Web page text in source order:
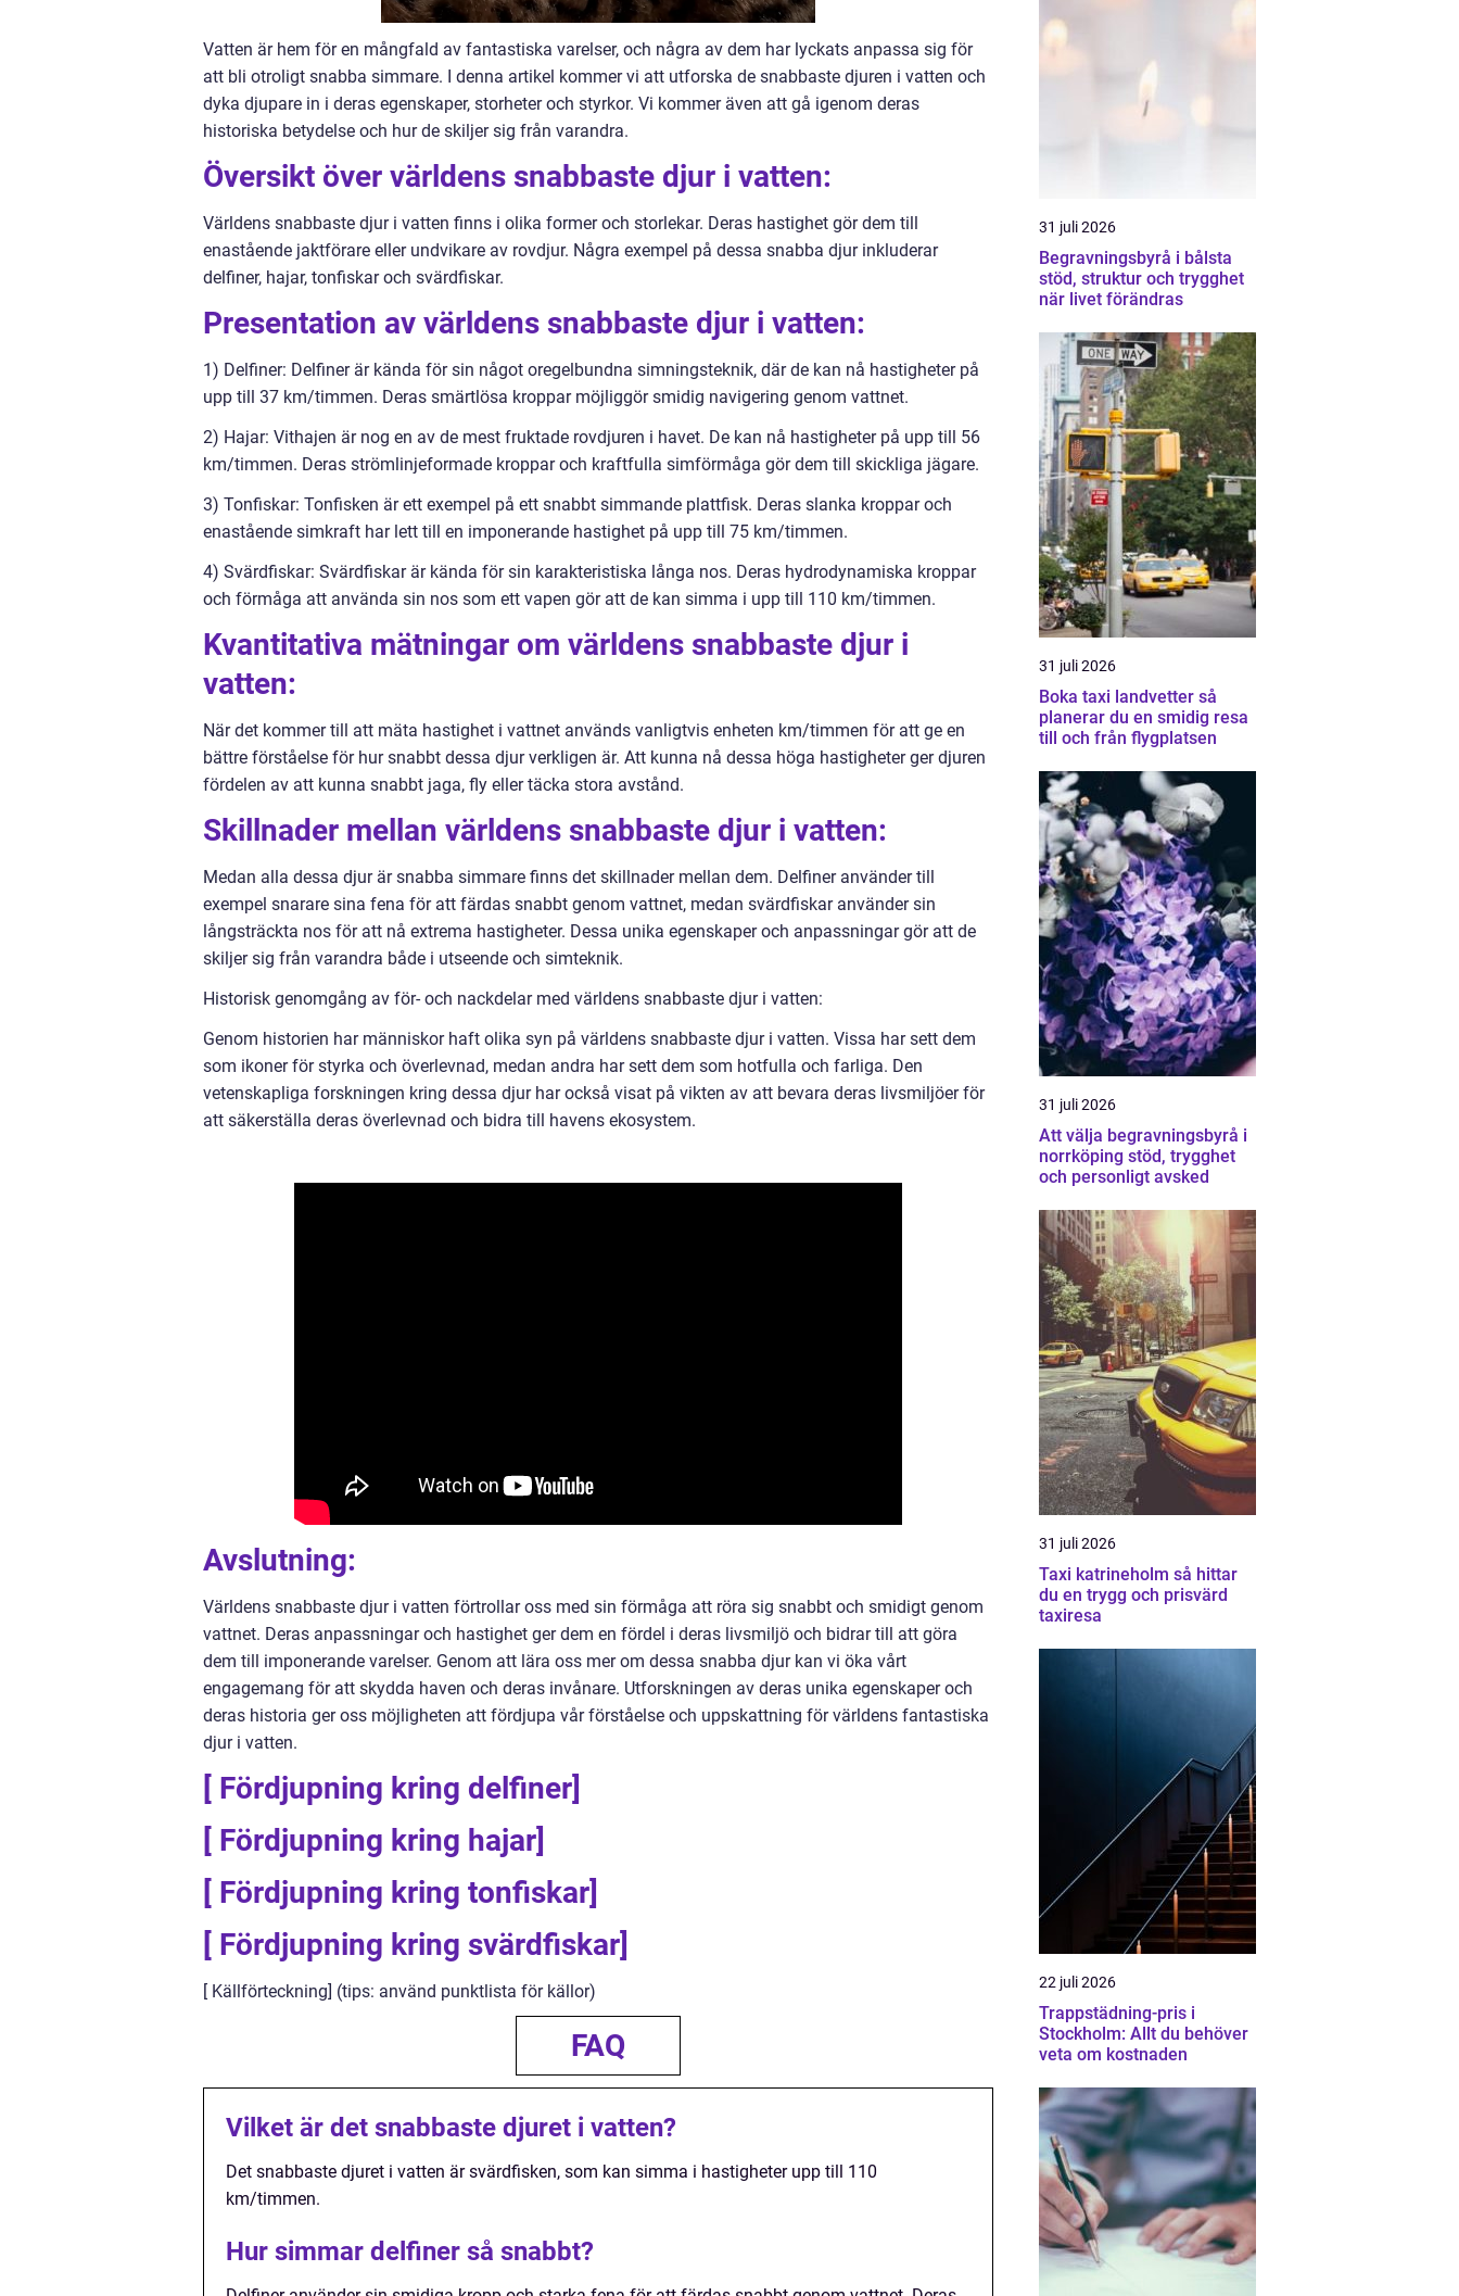
Vatten är hem för en mångfald av fantastiska varelser, och några av dem har lyckats anpassa sig för
att bli otroligt snabba simmare. I denna artikel kommer vi att utforska de snabbaste djuren i vatten och
dyka djupare in i deras egenskaper, storheter och styrkor. Vi kommer även att gå igenom deras
historiska betydelse och hur de skiljer sig från varandra.
Översikt över världens snabbaste djur i vatten:
Världens snabbaste djur i vatten finns i olika former och storlekar. Deras hastighet gör dem till
enastående jaktförare eller undvikare av rovdjur. Några exempel på dessa snabba djur inkluderar
delfiner, hajar, tonfiskar och svärdfiskar.
Presentation av världens snabbaste djur i vatten:
1) Delfiner: Delfiner är kända för sin något oregelbundna simningsteknik, där de kan nå hastigheter på
upp till 37 km/timmen. Deras smärtlösa kroppar möjliggör smidig navigering genom vattnet.
2) Hajar: Vithajen är nog en av de mest fruktade rovdjuren i havet. De kan nå hastigheter på upp till 56
km/timmen. Deras strömlinjeformade kroppar och kraftfulla simförmåga gör dem till skickliga jägare.
3) Tonfiskar: Tonfisken är ett exempel på ett snabbt simmande plattfisk. Deras slanka kroppar och
enastående simkraft har lett till en imponerande hastighet på upp till 75 km/timmen.
4) Svärdfiskar: Svärdfiskar är kända för sin karakteristiska långa nos. Deras hydrodynamiska kroppar
och förmåga att använda sin nos som ett vapen gör att de kan simma i upp till 110 km/timmen.
Kvantitativa mätningar om världens snabbaste djur i
vatten:
När det kommer till att mäta hastighet i vattnet används vanligtvis enheten km/timmen för att ge en
bättre förståelse för hur snabbt dessa djur verkligen är. Att kunna nå dessa höga hastigheter ger djuren
fördelen av att kunna snabbt jaga, fly eller täcka stora avstånd.
Skillnader mellan världens snabbaste djur i vatten:
Medan alla dessa djur är snabba simmare finns det skillnader mellan dem. Delfiner använder till
exempel snarare sina fena för att färdas snabbt genom vattnet, medan svärdfiskar använder sin
långsträckta nos för att nå extrema hastigheter. Dessa unika egenskaper och anpassningar gör att de
skiljer sig från varandra både i utseende och simteknik.
Historisk genomgång av för- och nackdelar med världens snabbaste djur i vatten:
Genom historien har människor haft olika syn på världens snabbaste djur i vatten. Vissa har sett dem
som ikoner för styrka och överlevnad, medan andra har sett dem som hotfulla och farliga. Den
vetenskapliga forskningen kring dessa djur har också visat på vikten av att bevara deras livsmiljöer för
att säkerställa deras överlevnad och bidra till havens ekosystem.
Avslutning:
Världens snabbaste djur i vatten förtrollar oss med sin förmåga att röra sig snabbt och smidigt genom
vattnet. Deras anpassningar och hastighet ger dem en fördel i deras livsmiljö och bidrar till att göra
dem till imponerande varelser. Genom att lära oss mer om dessa snabba djur kan vi öka vårt
engagemang för att skydda haven och deras invånare. Utforskningen av deras unika egenskaper och
deras historia ger oss möjligheten att fördjupa vår förståelse och uppskattning för världens fantastiska
djur i vatten.
[ Fördjupning kring delfiner]
[ Fördjupning kring hajar]
[ Fördjupning kring tonfiskar]
[ Fördjupning kring svärdfiskar]
[ Källförteckning] (tips: använd punktlista för källor)
FAQ
Vilket är det snabbaste djuret i vatten?
Det snabbaste djuret i vatten är svärdfisken, som kan simma i hastigheter upp till 110
km/timmen.
Hur simmar delfiner så snabbt?
31 juli 2026
Begravningsbyrå i bålsta
stöd, struktur och trygghet
när livet förändras
31 juli 2026
Boka taxi landvetter så
planerar du en smidig resa
till och från flygplatsen
31 juli 2026
Att välja begravningsbyrå i
norrköping stöd, trygghet
och personligt avsked
31 juli 2026
Taxi katrineholm så hittar
du en trygg och prisvärd
taxiresa
22 juli 2026
Trappstädning-pris i
Stockholm: Allt du behöver
veta om kostnaden